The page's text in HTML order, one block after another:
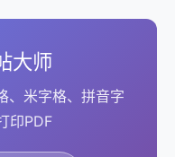
大师
、米字格、拼音字
印PDF